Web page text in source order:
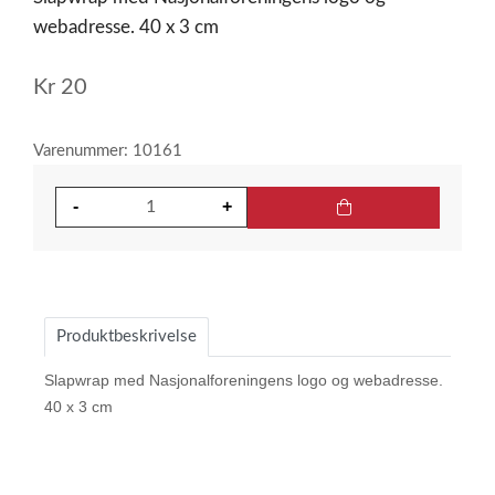
webadresse. 40 x 3 cm
Kr 20
Varenummer: 10161
Produktbeskrivelse
Slapwrap med Nasjonalforeningens logo og webadresse.
40 x 3 cm